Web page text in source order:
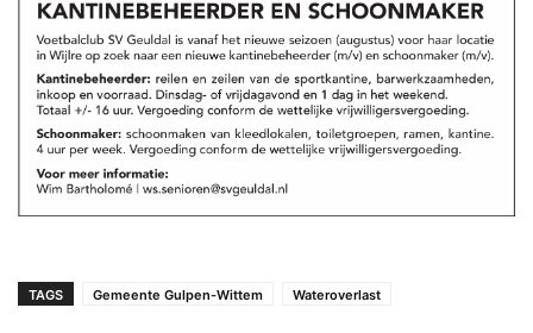
TAGS Gemeente Gulpen-Wittem Wateroverlast